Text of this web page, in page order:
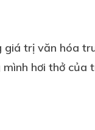
giá trị văn hóa
hơi thở của